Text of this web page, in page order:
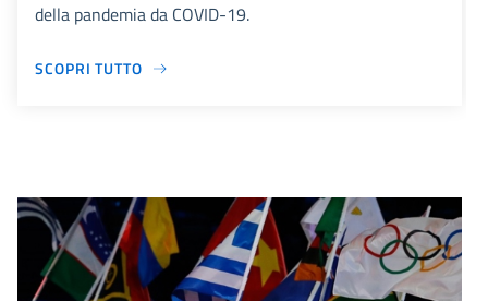
della pandemia da COVID-19.
SCOPRI TUTTO